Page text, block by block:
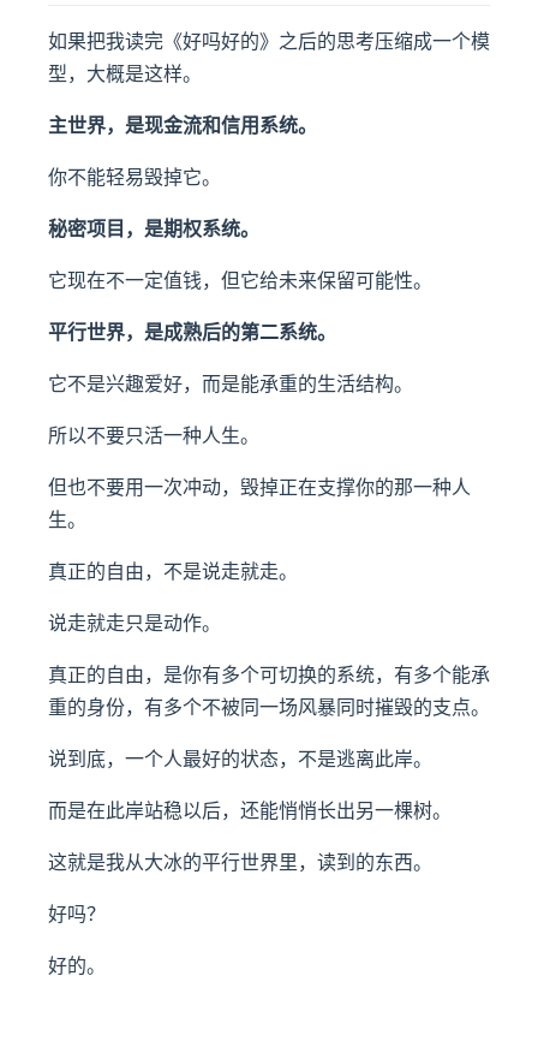
如果把我读完《好吗好的》之后的思考压缩成一个模
型，大概是这样。
主世界，是现金流和信用系统。
你不能轻易毁掉它。
秘密项目，是期权系统。
它现在不一定值钱，但它给未来保留可能性。
平行世界，是成熟后的第二系统。
它不是兴趣爱好，而是能承重的生活结构。
所以不要只活一种人生。
但也不要用一次冲动，毁掉正在支撑你的那一种人
生。
真正的自由，不是说走就走。
说走就走只是动作。
真正的自由，是你有多个可切换的系统，有多个能承
重的身份，有多个不被同一场风暴同时摧毁的支点。
说到底，一个人最好的状态，不是逃离此岸。
而是在此岸站稳以后，还能悄悄长出另一棵树。
这就是我从大冰的平行世界里，读到的东西。
好吗？
好的。